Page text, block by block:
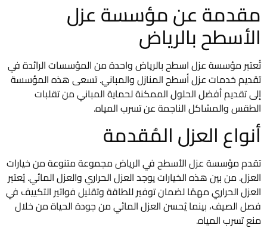
مقدمة عن مؤسسة عزل
الأسطح بالرياض
تُعتبر مؤسسة عزل اسطح بالرياض واحدة من المؤسسات الرائدة في
تقديم خدمات عزل أسطح المنازل والمباني. تسعى هذه المؤسسة
إلى تقديم أفضل الحلول الممكنة لحماية المباني من تقلبات
الطقس والمشاكل الناجمة عن تسرب المياه.
أنواع العزل المُقدمة
تقدم مؤسسة عزل الأسطح في الرياض مجموعة متنوعة من خيارات
العزل. من بين هذه الخيارات يوجد العزل الحراري والعزل المائي. يُعتبر
العزل الحراري مهمًا لضمان توفير للطاقة وتقليل فواتير التكييف في
فصل الصيف، بينما يُحسن العزل المائي من جودة الحياة من خلال
منع تسرب المياه.